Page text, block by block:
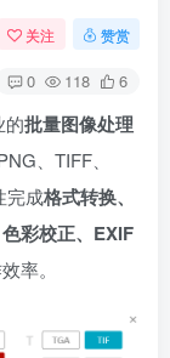
关注 赞赏
0 118 6
的批量图像处理
、TIFF、
完成格式转换、
彩校正、EXIF
率。